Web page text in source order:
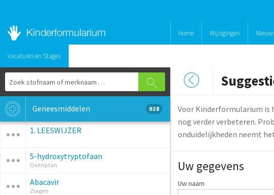
Home Wijzigingen
Vacatures en Stages
Geneesmiddelen 928
1. LEESWIJZER
5-hydroxytryptofaan
Oxitriptan
Abacavir
Ziagen
Voor Kinderformularium is
nog verder verbeteren.
onduidelijkheden neemt
Uw gegevens
Uw naam